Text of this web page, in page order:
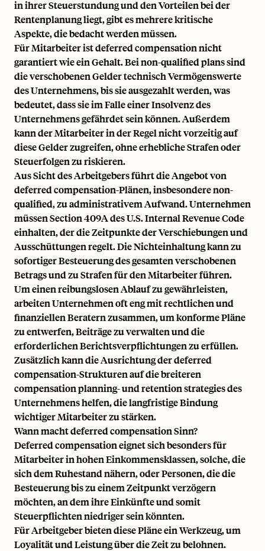
in ihrer Steuerstundung und den Vorteilen bei der
Rentenplanung liegt, gibt es mehrere kritische
Aspekte, die bedacht werden müssen.
Für Mitarbeiter ist deferred compensation nicht
garantiert wie ein Gehalt. Bei non-qualified plans sind
die verschobenen Gelder technisch Vermögenswerte
des Unternehmens, bis sie ausgezahlt werden, was
bedeutet, dass sie im Falle einer Insolvenz des
Unternehmens gefährdet sein können. Außerdem
kann der Mitarbeiter in der Regel nicht vorzeitig auf
diese Gelder zugreifen, ohne erhebliche Strafen oder
Steuerfolgen zu riskieren.
Aus Sicht des Arbeitgebers führt die Angebot von
deferred compensation-Plänen, insbesondere non-
qualified, zu administrativem Aufwand. Unternehmen
müssenSection 409A des U.S. Internal Revenue Code
einhalten, der die Zeitpunkte der Verschiebungen und
Ausschüttungen regelt. Die Nichteinhaltung kann zu
sofortiger Besteuerung des gesamten verschobenen
Betrags und zu Strafen für den Mitarbeiter führen.
Um einen reibungslosen Ablauf zu gewährleisten,
arbeiten Unternehmen oft eng mit rechtlichen und
finanziellen Beratern zusammen, um konforme Pläne
zu entwerfen, Beiträge zu verwalten und die
erforderlichen Berichtsverpflichtungen zu erfüllen.
Zusätzlich kann die Ausrichtung der deferred
compensation-Strukturen auf die breiteren
compensation planning- undretention strategiesdes
Unternehmens helfen, die langfristige Bindung
wichtiger Mitarbeiter zu stärken.
Wann macht deferred compensation Sinn?
Deferred compensation eignet sich besonders für
Mitarbeiter in hohen Einkommensklassen, solche, die
sich dem Ruhestand nähern, oder Personen, die die
Besteuerung bis zu einem Zeitpunkt verzögern
möchten, an dem ihre Einkünfte und somit
Steuerpflichten niedriger sein könnten.
Für Arbeitgeber bieten diese Pläne ein Werkzeug, um
Loyalität und Leistung über die Zeit zu belohnen.